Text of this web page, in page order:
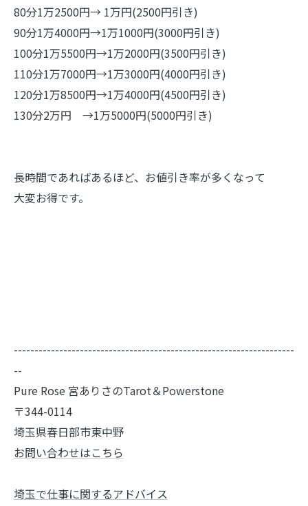
80分1万2500円→ 1万円(2500円引き)
90分1万4000円→1万1000円(3000円引き)
100分1万5500円→1万2000円(3500円引き)
110分1万7000円→1万3000円(4000円引き)
120分1万8500円→1万4000円(4500円引き)
130分2万円 →1万5000円(5000円引き)
長時間であればあるほど、お値引き率が多くなって
大変お得です。
--------------------------------------------------------------------
--
Pure Rose 宮ありさのTarot＆Powerstone
〒344-0114
埼玉県春日部市東中野
お問い合わせはこちら
埼玉で仕事に関するアドバイス